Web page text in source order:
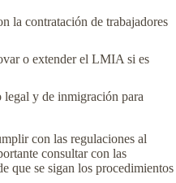
la contratación de trabajadores
o extender el LMIA si es
legal y de inmigración para
con las regulaciones al
consultar con las
que se sigan los procedimientos